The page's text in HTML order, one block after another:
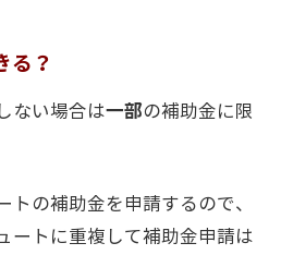
る？
ない場合は一部の補助金に限
の補助金を申請するので、
ートに重複して補助金申請は